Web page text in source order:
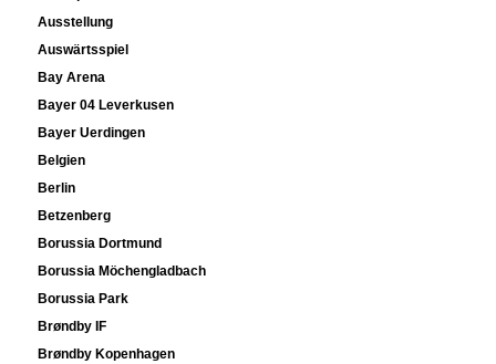
Ausstellung
Auswärtsspiel
Bay Arena
Bayer 04 Leverkusen
Bayer Uerdingen
Belgien
Berlin
Betzenberg
Borussia Dortmund
Borussia Möchengladbach
Borussia Park
Brøndby IF
Brøndby Kopenhagen